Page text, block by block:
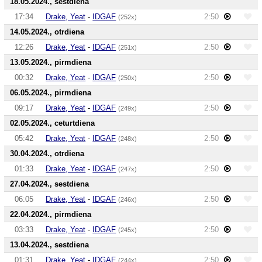
17:34
Drake, Yeat - IDGAF (252x)
2:50
14.05.2024., otrdiena
12:26
Drake, Yeat - IDGAF (251x)
2:50
13.05.2024., pirmdiena
00:32
Drake, Yeat - IDGAF (250x)
2:50
06.05.2024., pirmdiena
09:17
Drake, Yeat - IDGAF (249x)
2:50
02.05.2024., ceturtdiena
05:42
Drake, Yeat - IDGAF (248x)
2:50
30.04.2024., otrdiena
01:33
Drake, Yeat - IDGAF (247x)
2:50
27.04.2024., sestdiena
06:05
Drake, Yeat - IDGAF (246x)
2:50
22.04.2024., pirmdiena
03:33
Drake, Yeat - IDGAF (245x)
2:50
13.04.2024., sestdiena
01:31
Drake, Yeat - IDGAF (244x) 2:50